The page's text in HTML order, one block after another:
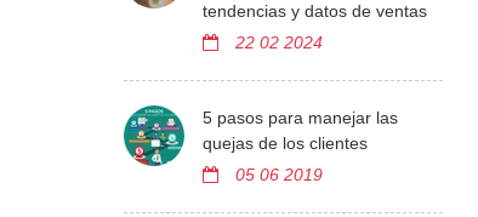
tendencias y datos de ventas
22 02 2024
5 pasos para manejar las
quejas de los clientes
05 06 2019